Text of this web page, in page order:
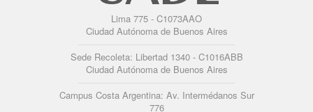
Lima 775 - C1073AAO
Ciudad Autónoma de Buenos Aires
Sede Recoleta: Libertad 1340 - C1016ABB
Ciudad Autónoma de Buenos Aires
Campus Costa Argentina: Av. Intermédanos Sur
776